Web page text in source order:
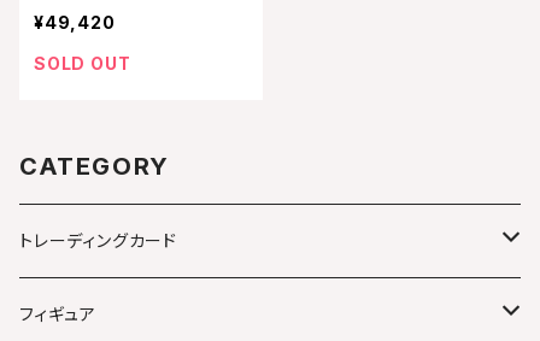
ードゲーム ブースターパッ
ク 王族の血統【OP-10】
¥49,420
SOLD OUT
CATEGORY
トレーディングカード
ポケモンカード
フィギュア